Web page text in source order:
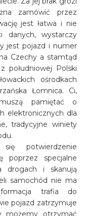
zamówić przez
jest łatwa i nie
danych, wystarczy
jest pojazd i numer
Czechy a stamtąd
południowej Polski
ośrodkach
Łomnica. Ci,
pamiętać o
elektronicznych dla
tradycyjne winiety
potwierdzenie
poprzez specjalne
drogach i skanują
samochód nie ma
trafia do
pojazd zatrzymuje
możemy otrzymać